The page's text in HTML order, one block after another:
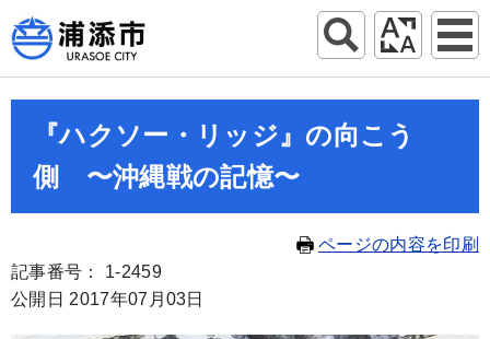
『ハクソー・リッジ』の向こう
側 〜沖縄戦の記憶〜
ページの内容を印刷
記事番号： 1-2459
公開日 2017年07月03日